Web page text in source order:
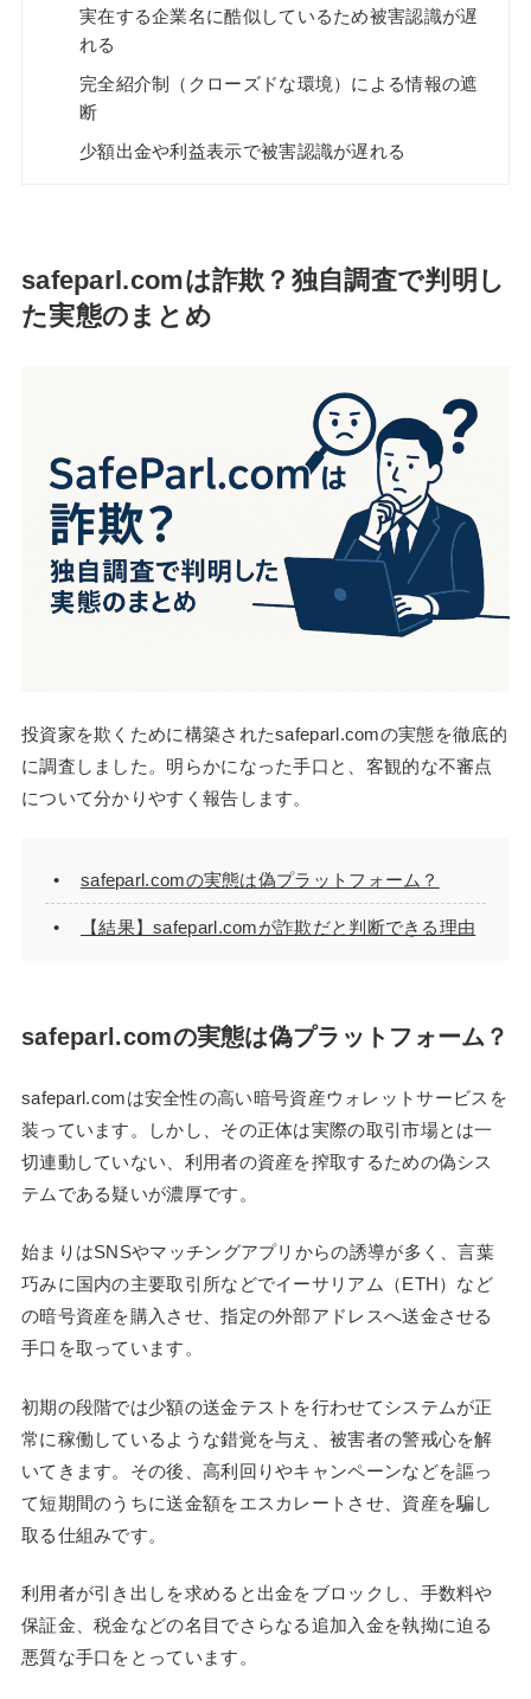
実在する企業名に酷似しているため被害認識が遅
れる
完全紹介制（クローズドな環境）による情報の遮
断
少額出金や利益表示で被害認識が遅れる
safeparl.comは詐欺？独自調査で判明し
た実態のまとめ
投資家を欺くために構築されたsafeparl.comの実態を徹底的
に調査しました。明らかになった手口と、客観的な不審点
について分かりやすく報告します。
safeparl.comの実態は偽プラットフォーム？
【結果】safeparl.comが詐欺だと判断できる理由
safeparl.comの実態は偽プラットフォーム？
safeparl.comは安全性の高い暗号資産ウォレットサービスを
装っています。しかし、その正体は実際の取引市場とは一
切連動していない、利用者の資産を搾取するための偽シス
テムである疑いが濃厚です。
始まりはSNSやマッチングアプリからの誘導が多く、言葉
巧みに国内の主要取引所などでイーサリアム（ETH）など
の暗号資産を購入させ、指定の外部アドレスへ送金させる
手口を取っています。
初期の段階では少額の送金テストを行わせてシステムが正
常に稼働しているような錯覚を与え、被害者の警戒心を解
いてきます。その後、高利回りやキャンペーンなどを謳っ
て短期間のうちに送金額をエスカレートさせ、資産を騙し
取る仕組みです。
利用者が引き出しを求めると出金をブロックし、手数料や
保証金、税金などの名目でさらなる追加入金を執拗に迫る
悪質な手口をとっています。